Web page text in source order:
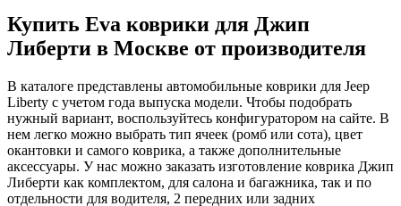
Купить Eva коврики для Джип
Либерти в Москве от производителя
В каталоге представлены автомобильные коврики для Jeep
Liberty с учетом года выпуска модели. Чтобы подобрать
нужный вариант, воспользуйтесь конфигуратором на сайте. В
нем легко можно выбрать тип ячеек (ромб или сота), цвет
окантовки и самого коврика, а также дополнительные
аксессуары. У нас можно заказать изготовление коврика Джип
Либерти как комплектом, для салона и багажника, так и по
отдельности для водителя, 2 передних или задних